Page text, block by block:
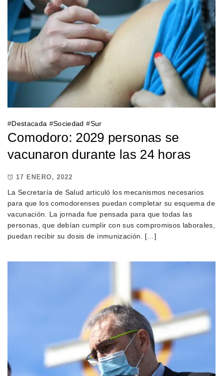
#Destacada #Sociedad #Sur
Comodoro: 2029 personas se
vacunaron durante las 24 horas
17 ENERO, 2022
La Secretaría de Salud articuló los mecanismos necesarios
para que los comodorenses puedan completar su esquema de
vacunación. La jornada fue pensada para que todas las
personas, que debían cumplir con sus compromisos laborales,
puedan recibir su dosis de inmunización. […]